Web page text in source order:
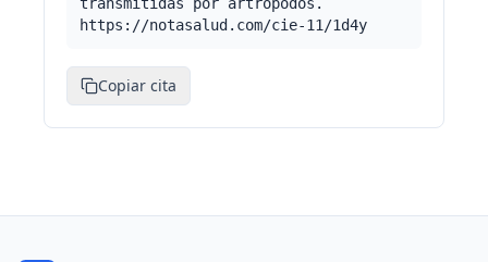
https://notasalud.com/cie-11/1d4y
Copiar cita